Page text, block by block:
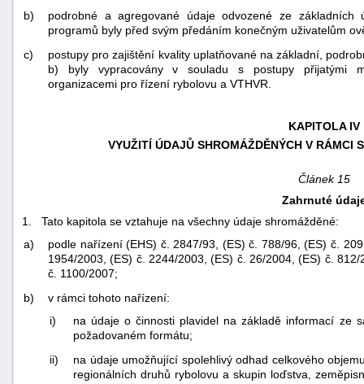
b)
podrobné a agregované údaje odvozené ze základních
programů byly před svým předáním konečným uživatelům
c)
postupy pro zajištění kvality uplatňované na základní,
b) byly vypracovány v souladu s postupy přijatými
organizacemi pro řízení rybolovu a VTHVR.
KAPITOLA IV
VYUŽITÍ ÚDAJŮ SHROMÁŽDĚNÝCH V RÁMCI
Článek 15
Zahrnuté
1. Tato kapitola se vztahuje na všechny údaje shromážděné:
a)
podle nařízení (EHS) č. 2847/93, (ES) č. 788/96, (ES) č.
1954/2003, (ES) č. 2244/2003, (ES) č. 26/2004, (ES) č.
č. 1100/2007;
b)
v rámci tohoto nařízení:
i)
na údaje o činnosti plavidel na základě informací ze
požadovaném formátu;
ii)
na údaje umožňující spolehlivý odhad celkového
regionálních druhů rybolovu a skupin loďstva,